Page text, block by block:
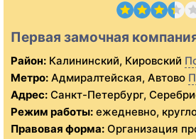
Первая замочная
Район: Калининский, Кировский
Метро: Адмиралтейская, Автово
Адрес: Санкт-Петербург,
Режим работы: ежедневно,
Правовая форма: Организация